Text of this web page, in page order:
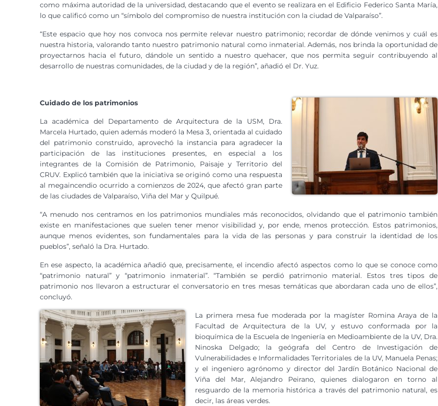
como máxima autoridad de la universidad, destacando que el evento se realizara en el Edificio Federico Santa María,
lo que calificó como un “símbolo del compromiso de nuestra institución con la ciudad de Valparaíso”.
“Este espacio que hoy nos convoca nos permite relevar nuestro patrimonio; recordar de dónde venimos y cuál es
nuestra historia, valorando tanto nuestro patrimonio natural como inmaterial. Además, nos brinda la oportunidad de
proyectarnos hacia el futuro, dándole un sentido a nuestro quehacer, que nos permita seguir contribuyendo al
desarrollo de nuestras comunidades, de la ciudad y de la región”, añadió el Dr. Yuz.
Cuidado de los patrimonios
La académica del Departamento de Arquitectura de la USM, Dra.
Marcela Hurtado, quien además moderó la Mesa 3, orientada al cuidado
del patrimonio construido, aprovechó la instancia para agradecer la
participación de las instituciones presentes, en especial a los
integrantes de la Comisión de Patrimonio, Paisaje y Territorio del
CRUV. Explicó también que la iniciativa se originó como una respuesta
al megaincendio ocurrido a comienzos de 2024, que afectó gran parte
de las ciudades de Valparaíso, Viña del Mar y Quilpué.
“A menudo nos centramos en los patrimonios mundiales más reconocidos, olvidando que el patrimonio también
existe en manifestaciones que suelen tener menor visibilidad y, por ende, menos protección. Estos patrimonios,
aunque menos evidentes, son fundamentales para la vida de las personas y para construir la identidad de los
pueblos”, señaló la Dra. Hurtado.
En ese aspecto, la académica añadió que, precisamente, el incendio afectó aspectos como lo que se conoce como
“patrimonio natural” y “patrimonio inmaterial”. “También se perdió patrimonio material. Estos tres tipos de
patrimonio nos llevaron a estructurar el conversatorio en tres mesas temáticas que abordaran cada uno de ellos”,
concluyó.
La primera mesa fue moderada por la magíster Romina Araya de la
Facultad de Arquitectura de la UV, y estuvo conformada por la
bioquímica de la Escuela de Ingeniería en Medioambiente de la UV, Dra.
Ninoska Delgado; la geógrafa del Centro de Investigación de
Vulnerabilidades e Informalidades Territoriales de la UV, Manuela Penas;
y el ingeniero agrónomo y director del Jardín Botánico Nacional de
Viña del Mar, Alejandro Peirano, quienes dialogaron en torno al
resguardo de la memoria histórica a través del patrimonio natural, es
decir, las áreas verdes.